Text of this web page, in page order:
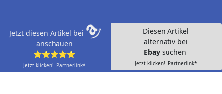
Jetzt diesen Artikel bei
anschauen
⭐⭐⭐⭐⭐
Jetzt klicken!- Partnerlink*
Diesen Artikel
alternativ bei
Ebay suchen
Jetzt klicken!- Partnerlink*